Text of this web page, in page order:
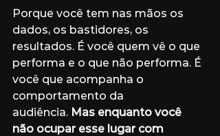
Porque você tem nas mãos os
dados, os bastidores, os
resultados. É você quem vê o que
performa e o que não performa. É
você que acompanha o
comportamento da
audiência. Mas enquanto você
não ocupar esse lugar com